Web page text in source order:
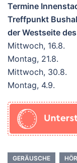
Termine
Treffpunkt
der Westseite
Mittwoch, 16.8.
Montag, 21.8.
Mittwoch, 30.8.
Montag, 4.9.
GERÄUSCHE